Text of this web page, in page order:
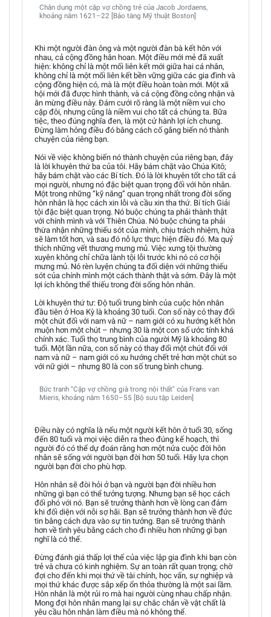
Chân dung một cặp vợ chồng trẻ của Jacob Jordaens,
khoảng năm 1621–22 [Bảo tàng Mỹ thuật Boston]
Khi một người đàn ông và một người đàn bà kết hôn với
nhau, cả cộng đồng hân hoan. Một điều mới mẻ đã xuất
hiện: không chỉ là một mối liên kết mới giữa hai cá nhân,
không chỉ là một mối liên kết bền vững giữa các gia đình và
cộng đồng hiện có, mà là một điều hoàn toàn mới. Một xã
hội mới đã được hình thành, và cả cộng đồng công nhận và
ăn mừng điều này. Đám cưới rõ ràng là một niềm vui cho
cặp đôi, nhưng cũng là niềm vui cho tất cả chúng ta. Bữa
tiệc, theo đúng nghĩa đen, là một cử hành lợi ích chung.
Đừng làm hỏng điều đó bằng cách cố gắng biến nó thành
chuyện của riêng bạn.
Nói về việc không biến nó thành chuyện của riêng bạn, đây
là lời khuyên thứ ba của tôi. Hãy bám chặt vào Chúa Kitô;
hãy bám chặt vào các Bí tích. Đó là lời khuyên tốt cho tất cả
mọi người, nhưng nó đặc biệt quan trọng đối với hôn nhân.
Một trong những “kỹ năng” quan trọng nhất trong đời sống
hôn nhân là học cách xin lỗi và cầu xin tha thứ. Bí tích Giải
tội đặc biệt quan trọng. Nó buộc chúng ta phải thành thật
với chính mình và với Thiên Chúa. Nó buộc chúng ta phải
thừa nhận những thiếu sót của mình, chịu trách nhiệm, hứa
sẽ làm tốt hơn, và sau đó nỗ lực thực hiện điều đó. Ma quỷ
thích những vết thương mưng mủ. Việc xưng tội thường
xuyên không chỉ chữa lành tội lỗi trước khi nó có cơ hội
mưng mủ. Nó rèn luyện chúng ta đối diện với những thiếu
sót của chính mình một cách thành thật và sớm. Đây là một
lợi ích không thể thiếu trong đời sống hôn nhân.
Lời khuyên thứ tư: Độ tuổi trung bình của cuộc hôn nhân
đầu tiên ở Hoa Kỳ là khoảng 30 tuổi. Con số này có thay đổi
một chút đối với nam và nữ – nam giới có xu hướng kết hôn
muộn hơn một chút – nhưng 30 là một con số ước tính khá
chính xác. Tuổi thọ trung bình của người Mỹ là khoảng 80
tuổi. Một lần nữa, con số này có thay đổi một chút đối với
nam và nữ – nam giới có xu hướng chết trẻ hơn một chút so
với nữ giới – nhưng 80 là con số trung bình chung.
Bức tranh "Cặp vợ chồng già trong nội thất" của Frans van
Mieris, khoảng năm 1650–55 [Bộ sưu tập Leiden]
Điều này có nghĩa là nếu một người kết hôn ở tuổi 30, sống
đến 80 tuổi và mọi việc diễn ra theo đúng kế hoạch, thì
người đó có thể dự đoán rằng hơn một nửa cuộc đời hôn
nhân sẽ sống với người bạn đời hơn 50 tuổi. Hãy lựa chọn
người bạn đời cho phù hợp.
Hôn nhân sẽ đòi hỏi ở bạn và người bạn đời nhiều hơn
những gì bạn có thể tưởng tượng. Nhưng bạn sẽ học cách
đối phó với nó. Bạn sẽ trưởng thành hơn về lòng can đảm
khi đối diện với nỗi sợ hãi. Bạn sẽ trưởng thành hơn về đức
tin bằng cách dựa vào sự tin tưởng. Bạn sẽ trưởng thành
hơn về tình yêu bằng cách cho đi nhiều hơn những gì bạn
nghĩ là có thể.
Đừng đánh giá thấp lợi thế của việc lập gia đình khi bạn còn
trẻ và chưa có kinh nghiệm. Sự an toàn rất quan trọng; chờ
đợi cho đến khi mọi thứ về tài chính, học vấn, sự nghiệp và
mọi thứ khác được sắp xếp ổn thỏa thường là một sai lầm.
Hôn nhân là một rủi ro mà hai người cùng nhau chấp nhận.
Mong đợi hôn nhân mang lại sự chắc chắn về vật chất là
yêu cầu hôn nhân làm điều mà nó không thể.